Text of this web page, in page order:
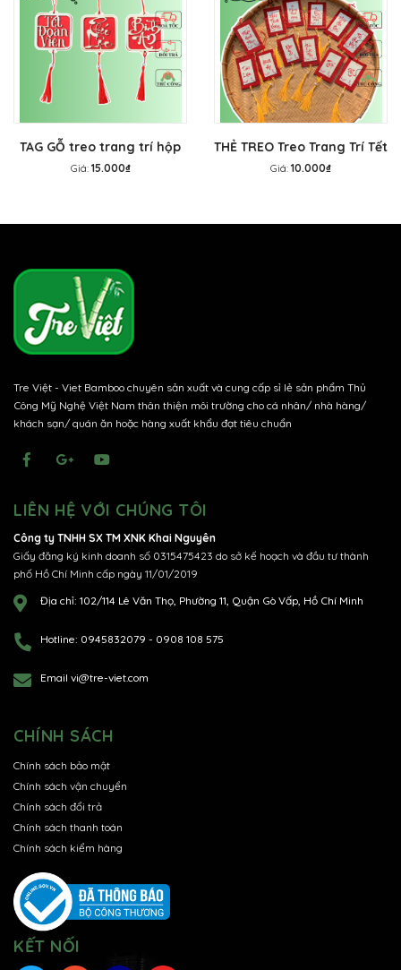
TAG GỖ treo trang trí hộp
quà - THẺ TREO trang trí
Giá:15.000₫
THẺ TREO Treo Trang Trí Tết
- Tag mành tre treo mai
Giá: 10.000₫
Tre Việt - Viet Bamboo chuyên sản xuất và cung cấp sỉ lẻ sản phẩm Thủ
Công Mỹ Nghệ Việt Nam thân thiện môi trường cho cá nhân/ nhà hàng/
khách sạn/ quán ăn hoặc hàng xuất khẩu đạt tiêu chuẩn
LIÊN HỆ VỚI CHÚNG TÔI
Công ty TNHH SX TM XNK Khai Nguyên
Giấy đăng ký kinh doanh số 0315475423 do sở kế hoạch và đầu tư thành
phố Hồ Chí Minh cấp ngày 11/01/2019
Địa chỉ: 102/114 Lê Văn Thọ, Phường 11, Quận Gò Vấp, Hồ Chí Minh
Hotline: 0945832079 - 0908 108 575
Email vi@tre-viet.com
CHÍNH SÁCH
Chính sách bảo mật
Chính sách vận chuyển
Chính sách đổi trả
Chính sách thanh toán
Chính sách kiểm hàng
KẾT NỐI